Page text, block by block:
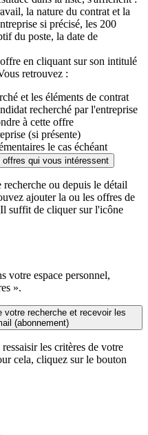
la nature du contrat et la
si précisé, les 200
du poste, la date de
en cliquant sur son intitulé
retrouvez :
et les éléments de contrat
recherché par l'entreprise
à cette offre
(si présente)
le cas échéant
qui vous intéressent
ou depuis le détail
ajouter la ou les offres de
suffit de cliquer sur l'icône
votre espace personnel,
».
recherche et recevoir les
(abonnement)
les critères de votre
cela, cliquez sur le bouton